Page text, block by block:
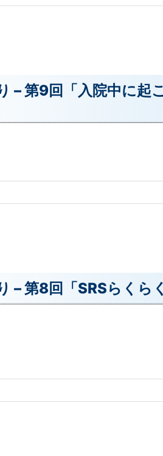
– 第9回「入院中に起
– 第8回「SRSらくら